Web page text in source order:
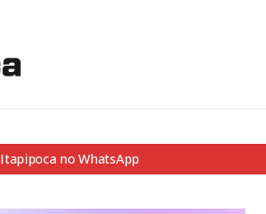
no WhatsApp